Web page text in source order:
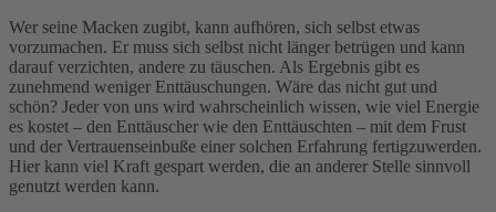
Wer seine Macken zugibt, kann aufhören, sich selbst etwas
vorzumachen. Er muss sich selbst nicht länger betrügen und kann
darauf verzichten, andere zu täuschen. Als Ergebnis gibt es
zunehmend weniger Enttäuschungen. Wäre das nicht gut und
schön? Jeder von uns wird wahrscheinlich wissen, wie viel Energie
es kostet – den Enttäuscher wie den Enttäuschten – mit dem Frust
und der Vertrauenseinbuße einer solchen Erfahrung fertigzuwerden.
Hier kann viel Kraft gespart werden, die an anderer Stelle sinnvoll
genutzt werden kann.